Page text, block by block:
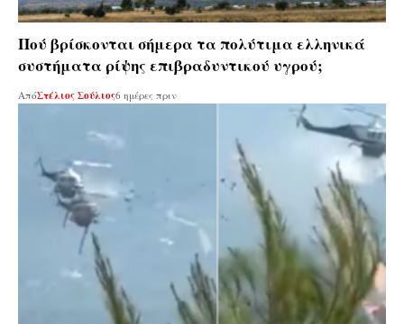
Πού βρίσκονται σήμερα τα πολύτιμα ελληνικά
συστήματα ρίψης επιβραδυντικού υγρού;
ΑπόΣτέλιος Σούλιος6 ημέρες πριν